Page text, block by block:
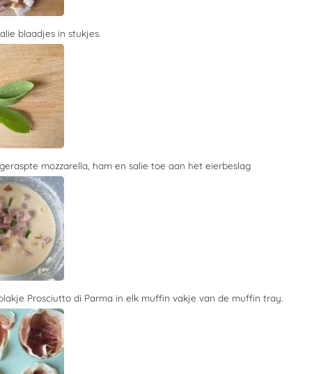
blaadjes in stukjes.
mozzarella, ham en salie toe aan het eierbeslag
Prosciutto di Parma in elk muffin vakje van de muffin tray.